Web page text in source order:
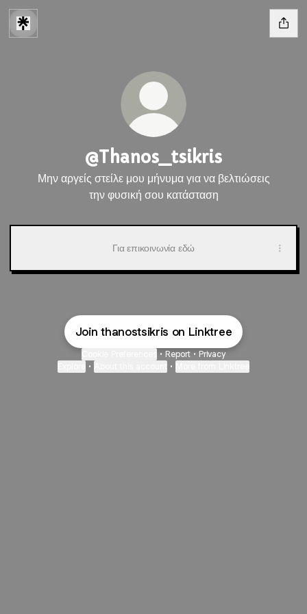
@Thanos_tsikris
Μην αργείς στείλε μου μήνυμα για να βελτιώσεις
την φυσική σου κατάσταση
Για επικοινωνία εδώ
Join thanostsikris on Linktree
• Report • Privacy
• •